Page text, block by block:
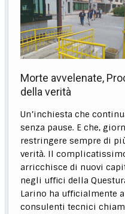
Morte avvelenate,
della verità
Un’inchiesta che
senza pause. E che,
restringere sempre di
verità. Il
arricchisce di nuovi
negli uffici della
Larino ha ufficialmente
consulenti tecnici